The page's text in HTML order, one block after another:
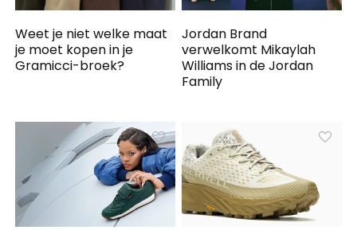
Weet je niet welke maat
je moet kopen in je
Gramicci-broek?
Jordan Brand
verwelkomt Mikaylah
Williams in de Jordan
Family